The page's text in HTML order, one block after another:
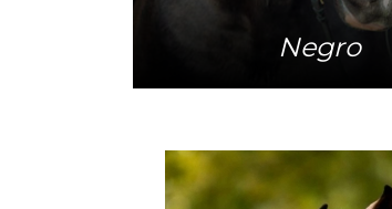
Negro